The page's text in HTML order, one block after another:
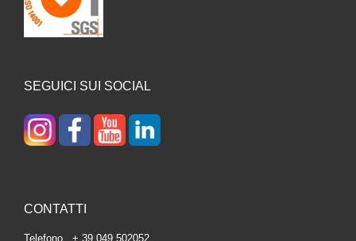
SEGUICI SUI SOCIAL
CONTATTI
Telefono + 39 049 502052